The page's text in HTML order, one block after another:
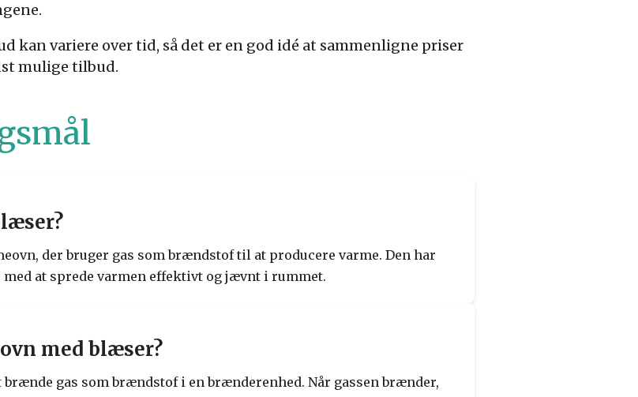
kan variere over tid, så det er en god idé at sammenligne priser
mulige tilbud.
der bruger gas som brændstof til at producere varme. Den har
at sprede varmen effektivt og jævnt i rummet.
med blæser?
gas som brændstof i en brænderenhed. Når gassen brænder,